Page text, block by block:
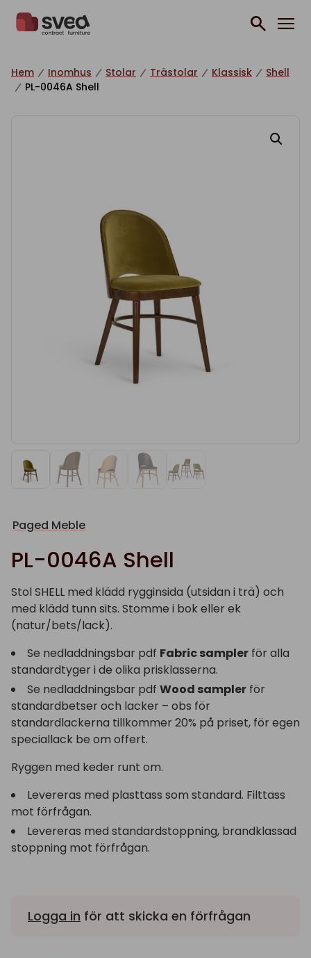
Hem Inomhus Stolar Trästolar Klassisk
Shell
PL-0046A Shell
Paged Meble
PL-0046A Shell
Stol SHELL med klädd rygginsida (utsidan i trä) och
med klädd tunn sits. Stomme i bok eller ek
(natur/bets/lack).
Se nedladdningsbar pdf Fabric sampler för alla
standardtyger i de olika prisklasserna.
Se nedladdningsbar pdf Wood sampler för
standardbetser och lacker – obs för
standardlackerna tillkommer 20% på priset, för egen
speciallack be om offert.
Ryggen med keder runt om.
Levereras med plasttass som standard. Filttass
mot förfrågan.
Levereras med standardstoppning, brandklassad
stoppning mot förfrågan.
Logga in för att skicka en förfrågan